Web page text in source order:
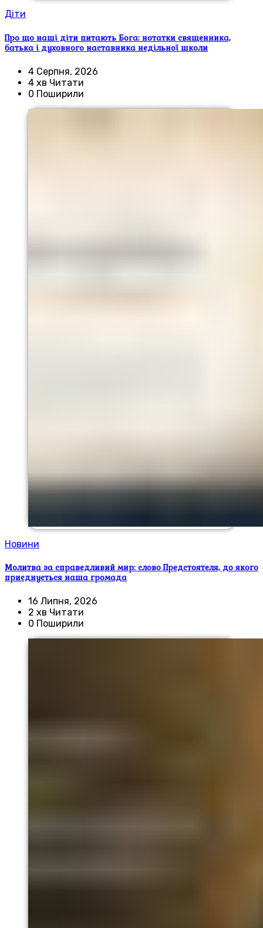
Діти
Про що наші діти питають Бога: нотатки священника,
батька і духовного наставника недільної школи
4 Серпня, 2026
4 хв Читати
0 Поширили
Новини
Молитва за справедливий мир: слово Предстоятеля, до якого
приєднується наша громада
16 Липня, 2026
2 хв Читати
0 Поширили